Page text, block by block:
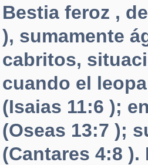
Bestia feroz ,
), sumamente
cabritos,
cuando el
(Isaias 11:6 );
(Oseas 13:7 );
(Cantares 4:8